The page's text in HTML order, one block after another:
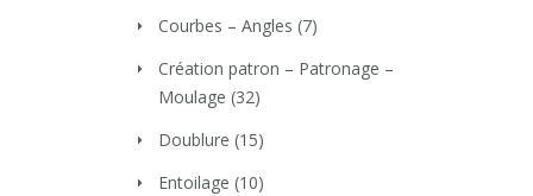
Courbes – Angles (7)
Création patron – Patronage –
Moulage (32)
Doublure (15)
Entoilage (10)